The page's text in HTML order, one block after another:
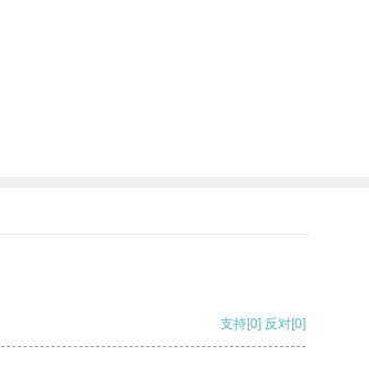
支持[0] 反对[0]